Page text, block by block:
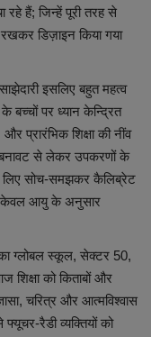
हैं; जिन्हें पूरी तरह से
डिज़ाइन किया गया
इसलिए बहुत महत्व
बच्चों पर ध्यान केन्द्रित
प्रारंभिक शिक्षा की नींव
बनावट से लेकर उपकरणों के
लिए सोच-समझकर कैलिब्रेट
केवल आयु के अनुसार
ग्लोबल स्कूल, सेक्टर 50,
शिक्षा को किताबों और
चरित्र और आत्मविश्वास
फ्यूचर-रैडी व्यक्तियों को